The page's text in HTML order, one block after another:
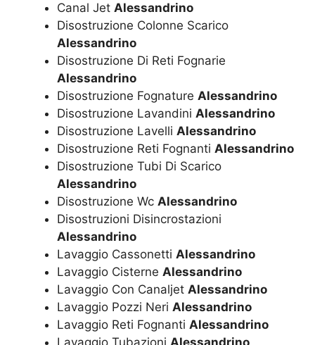
Canal Jet Alessandrino
Disostruzione Colonne Scarico
Alessandrino
Disostruzione Di Reti Fognarie
Alessandrino
Disostruzione Fognature Alessandrino
Disostruzione Lavandini Alessandrino
Disostruzione Lavelli Alessandrino
Disostruzione Reti Fognanti Alessandrino
Disostruzione Tubi Di Scarico
Alessandrino
Disostruzione Wc Alessandrino
Disostruzioni Disincrostazioni
Alessandrino
Lavaggio Cassonetti Alessandrino
Lavaggio Cisterne Alessandrino
Lavaggio Con Canaljet Alessandrino
Lavaggio Pozzi Neri Alessandrino
Lavaggio Reti Fognanti Alessandrino